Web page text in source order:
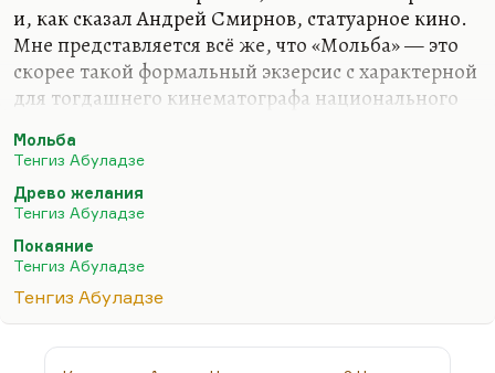
и, как сказал Андрей Смирнов, статуарное кино.
Мне представляется всё же, что «Мольба» — это
скорее такой формальный экзерсис с характерной
для тогдашнего кинематографа национального
Особенно это характерно, пожалуй, для
замечательного фильма (именно замечательного
фильма), тогда же снятого фильма Параджанова
«Саят-Нова», более известного как «Цвет
граната». Мне кажется, что у Параджанова лучше
— просто потому, что формально интереснее. А
мне «Мольбу» смотреть довольно скучно, надо
граната» нелегко давался. Великий…
Мольба
Тенгиз Абуладзе
Древо желания
Тенгиз Абуладзе
Покаяние
Тенгиз Абуладзе
Тенгиз Абуладзе